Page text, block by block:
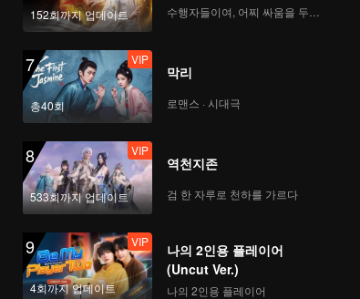
152회까지 업데이트
7
총40회
VIP
막리
로맨스 · 시대극
8
533회까지 업데이트
VIP
역천지존
검 한 자루로 천하를 가르다
9
4회까지 업데이트
VIP
나의 2인용 플레이어
(Uncut Ver.)
나의 2인용 플레이어